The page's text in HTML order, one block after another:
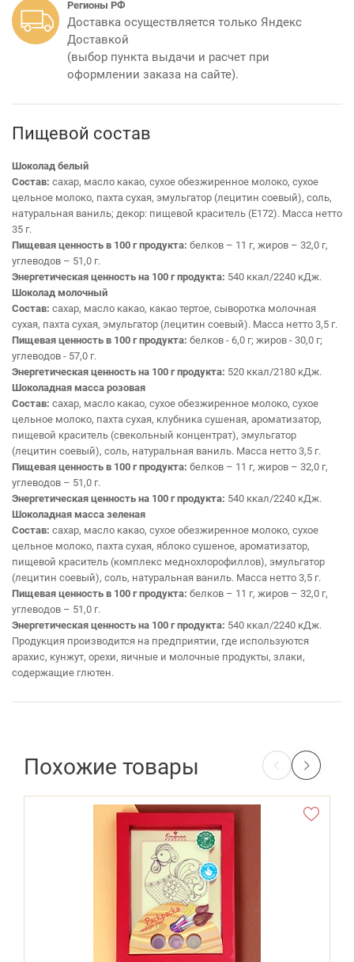
Регионы РФ
Доставка осуществляется только Яндекс
Доставкой
(выбор пункта выдачи и расчет при
оформлении заказа на сайте).
Пищевой состав
Шоколад белый
Состав: сахар, масло какао, сухое обезжиренное молоко, сухое
цельное молоко, пахта сухая, эмульгатор (лецитин соевый), соль,
натуральная ваниль; декор: пищевой краситель (Е172). Масса нетто
35 г.
Пищевая ценность в 100 г продукта: белков – 11 г, жиров – 32,0 г,
углеводов – 51,0 г.
Энергетическая ценность на 100 г продукта: 540 ккал/2240 кДж.
Шоколад молочный
Состав: сахар, масло какао, какао тертое, сыворотка молочная
сухая, пахта сухая, эмульгатор (лецитин соевый). Масса нетто 3,5 г.
Пищевая ценность в 100 г продукта: белков - 6,0 г; жиров - 30,0 г;
углеводов - 57,0 г.
Энергетическая ценность на 100 г продукта: 520 ккал/2180 кДж.
Шоколадная масса розовая
Состав: сахар, масло какао, сухое обезжиренное молоко, сухое
цельное молоко, пахта сухая, клубника сушеная, ароматизатор,
пищевой краситель (свекольный концентрат), эмульгатор
(лецитин соевый), соль, натуральная ваниль. Масса нетто 3,5 г.
Пищевая ценность в 100 г продукта: белков – 11 г, жиров – 32,0 г,
углеводов – 51,0 г.
Энергетическая ценность на 100 г продукта: 540 ккал/2240 кДж.
Шоколадная масса зеленая
Состав: сахар, масло какао, сухое обезжиренное молоко, сухое
цельное молоко, пахта сухая, яблоко сушеное, ароматизатор,
пищевой краситель (комплекс меднохлорофиллов), эмульгатор
(лецитин соевый), соль, натуральная ваниль. Масса нетто 3,5 г.
Пищевая ценность в 100 г продукта: белков – 11 г, жиров – 32,0 г,
углеводов – 51,0 г.
Энергетическая ценность на 100 г продукта: 540 ккал/2240 кДж.
Продукция производится на предприятии, где используются
арахис, кунжут, орехи, яичные и молочные продукты, злаки,
содержащие глютен.
Похожие товары